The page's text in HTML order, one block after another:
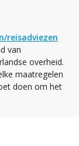
reisadviezen
van
overheid.
maatregelen
doen om het